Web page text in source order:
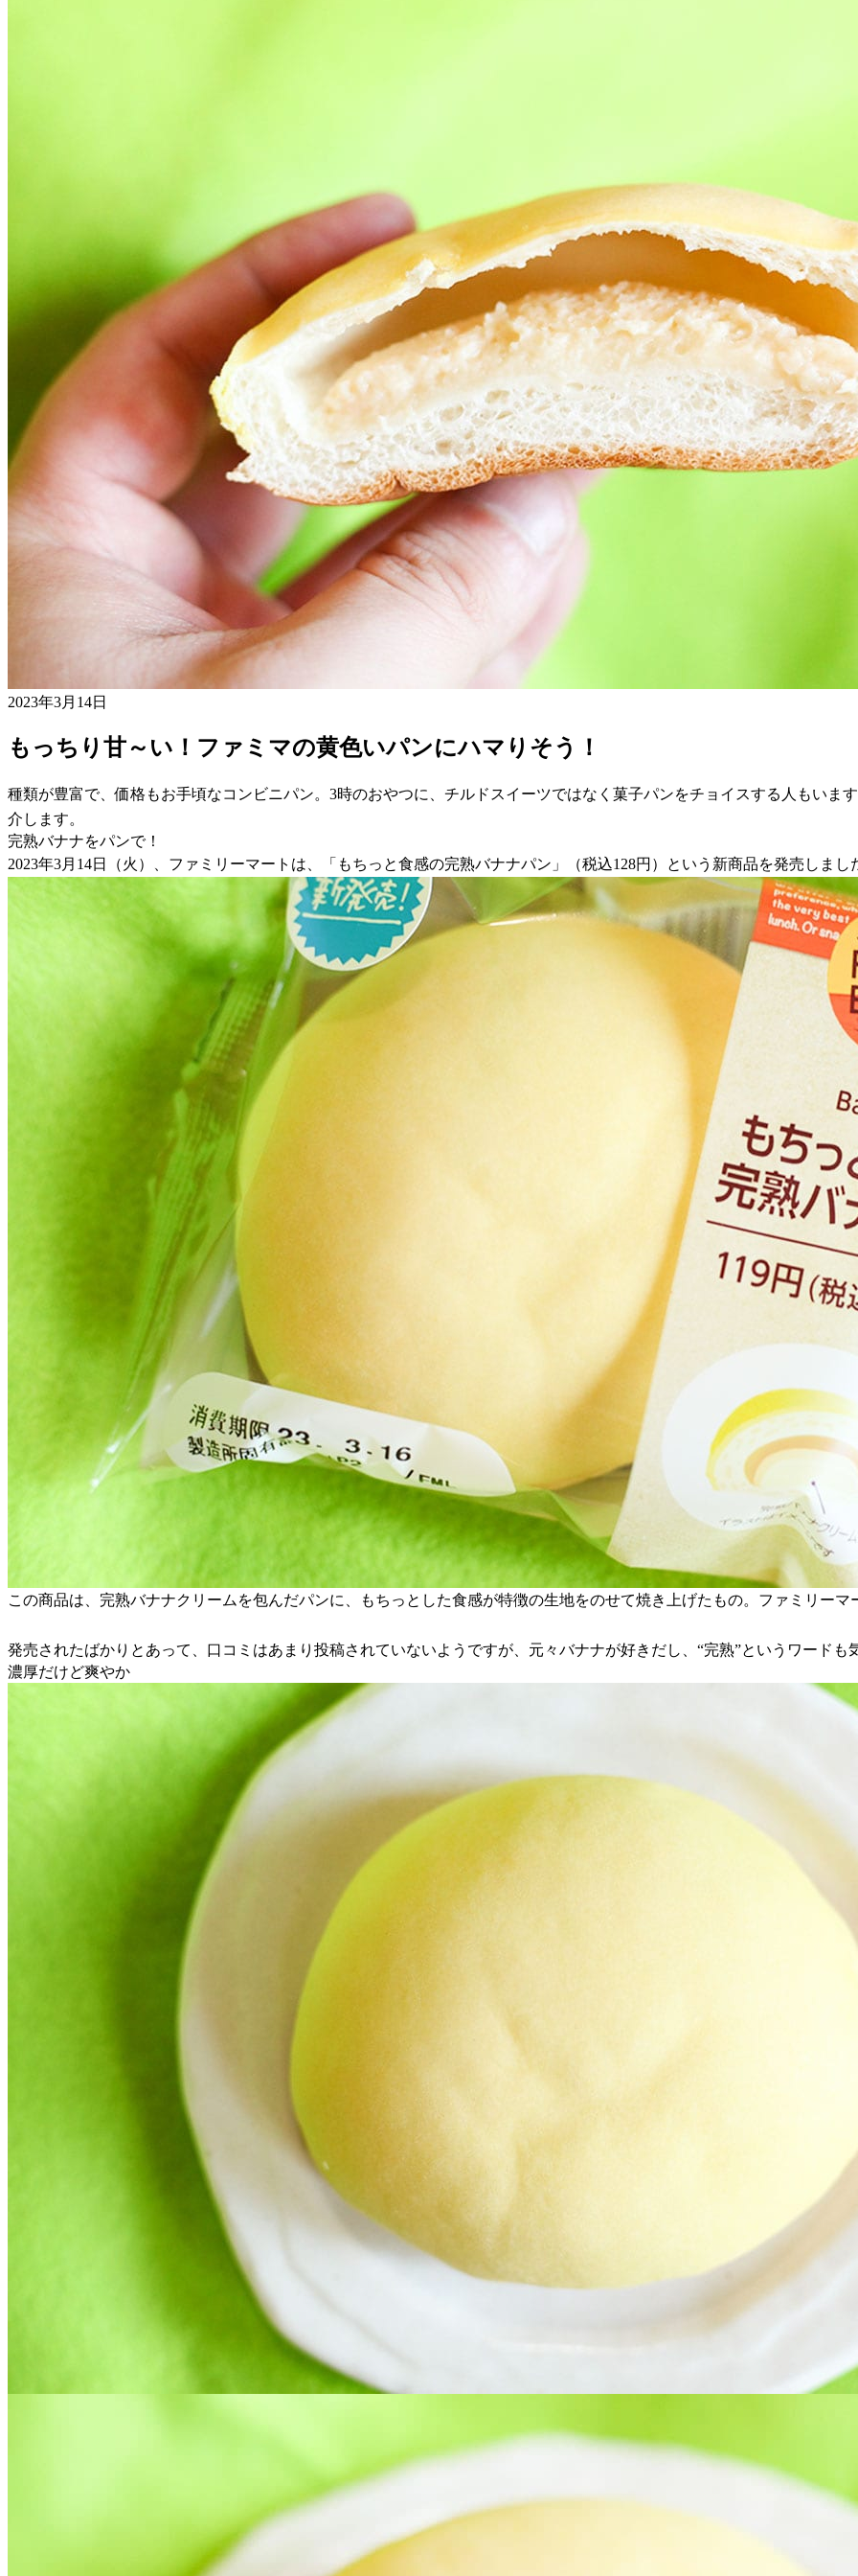
2023年3月14日
もっちり甘～い！ファミマの黄色いパンにハマりそう！
種類が豊富で、価格もお手頃なコンビニパン。3時のおやつに、チルドスイーツではなく菓子パンをチョイスする人もいま
介します。
完熟バナナをパンで！
2023年3月14日（火）、ファミリーマートは、「もちっと食感の完熟バナナパン」（税込128円）という新商品を発売しまし
この商品は、完熟バナナクリームを包んだパンに、もちっとした食感が特徴の生地をのせて焼き上げたもの。ファミリー
発売されたばかりとあって、口コミはあまり投稿されていないようですが、元々バナナが好きだし、“完熟”というワード
濃厚だけど爽やか